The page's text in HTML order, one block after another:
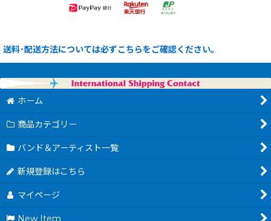
送料･配送方法については必ずこちらをご確認ください。
ホーム
商品カテゴリー
バンド＆アーティスト一覧
新規登録はこちら
マイページ
New Item